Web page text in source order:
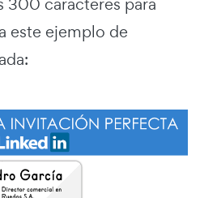
este ejemplo de